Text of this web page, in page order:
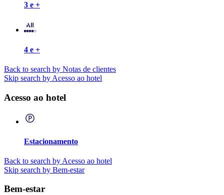
3 e +
4 e +
Back to search by Notas de clientes
Skip search by Acesso ao hotel
Acesso ao hotel
Estacionamento
Back to search by Acesso ao hotel
Skip search by Bem-estar
Bem-estar